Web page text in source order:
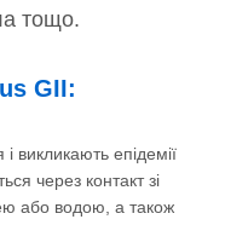
тощо.
GII:
викликають епідемії
через контакт зі
або водою, а також